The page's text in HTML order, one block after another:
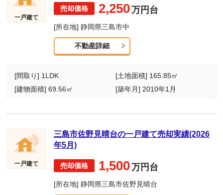
一戸建て
2,250万円台
[所在地] 静岡県三島市中
不動産詳細
[間取り] 1LDK
[土地面積] 165.85㎡
[建物面積] 69.56㎡
[築年月] 2010年1月
一戸建て
三島市佐野見晴台の一戸建て売却実績(2026
年5月)
1,500万円台
[所在地] 静岡県三島市佐野見晴台